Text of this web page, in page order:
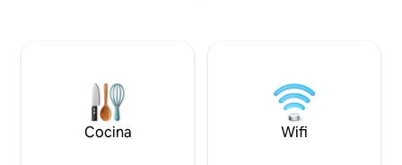
Cocina Wifi